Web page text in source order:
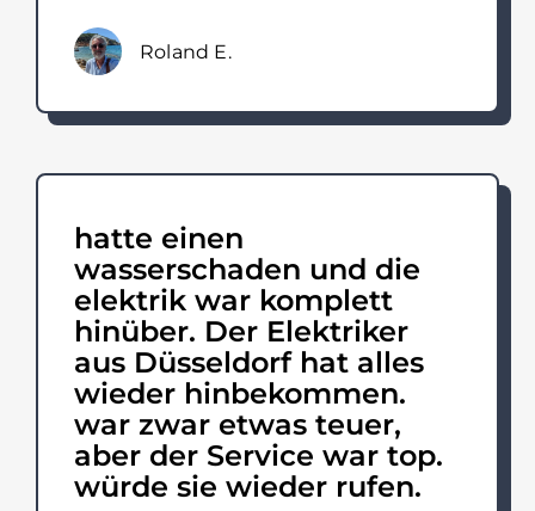
Roland E.
hatte einen
wasserschaden und die
elektrik war komplett
hinüber. Der Elektriker
aus Düsseldorf hat alles
wieder hinbekommen.
war zwar etwas teuer,
aber der Service war top.
würde sie wieder rufen.